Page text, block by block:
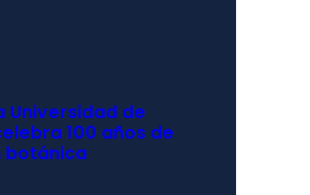
Universidad de
100 años de
botánica